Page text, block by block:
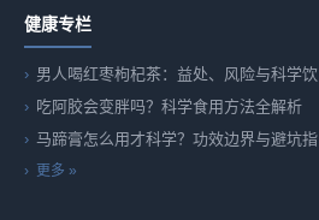
健康专栏
男人喝红枣枸杞茶：益处、风险与科学饮
吃阿胶会变胖吗？科学食用方法全解析
马蹄膏怎么用才科学？功效边界与避坑指
更多 »